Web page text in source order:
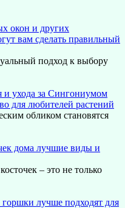
окон и других
вам сделать правильный
подход к выбору
ухода за Сингониумом
для любителей растений
обликом становятся
дома лучшие виды и
– это не только